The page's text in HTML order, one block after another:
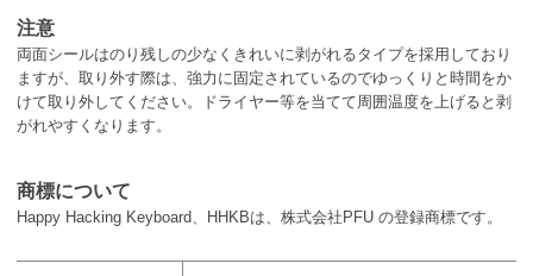
注意
両面シールはのり残しの少なくきれいに剥がれるタイプを採用しており
ますが、取り外す際は、強力に固定されているのでゆっくりと時間をか
けて取り外してください。ドライヤー等を当てて周囲温度を上げると剥
がれやすくなります。
商標について
Happy Hacking Keyboard、HHKBは、株式会社PFU の登録商標です。